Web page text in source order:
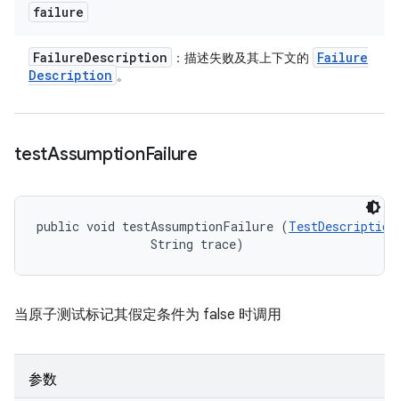
failure
FailureDescription ：描述失败及其上下文的
Failure
Description 。
testAssumptionFailure
public void testAssumptionFailure (TestDescription
                String trace)
当原子测试标记其假定条件为 false 时调用
参数